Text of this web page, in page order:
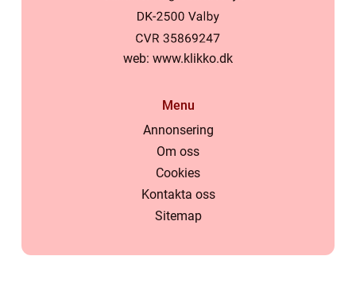
web: www.klikko.dk
Menu
Annonsering
Om oss
Cookies
Kontakta oss
Sitemap